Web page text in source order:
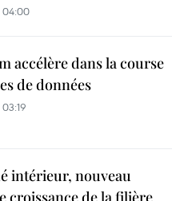
accélère dans la course
de données
intérieur, nouveau